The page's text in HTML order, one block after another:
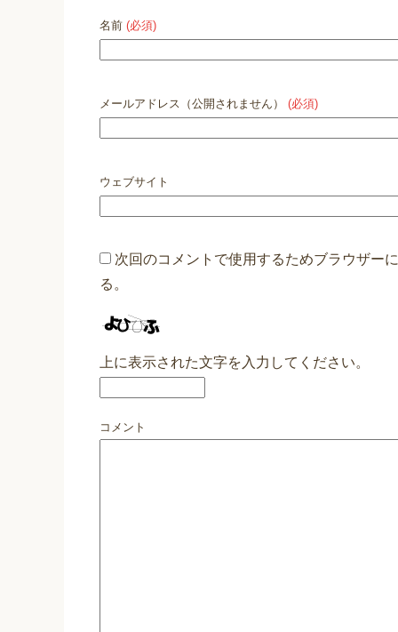
名前 (必須)
メールアドレス（公開されません） (必須)
ウェブサイト
次回のコメントで使用するためブラウザー
る。
上に表示された文字を入力してください。
コメント